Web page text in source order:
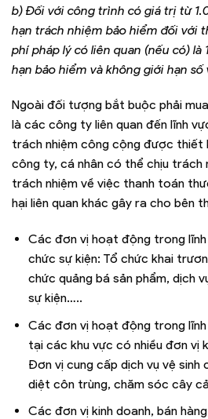
b) Đối với công trình có giá trị từ
hạn trách nhiệm bảo hiểm đối với
phí pháp lý có liên quan (nếu có)
hạn bảo hiểm và không giới hạn
Ngoài đối tượng bắt buộc phải
là các công ty liên quan đến lĩnh
trách nhiệm công cộng được
công ty, cá nhân có thể chịu trách
trách nhiệm về việc thanh toán
hại liên quan khác gây ra cho bên
Các đơn vị hoạt động trong
chức sự kiện: Tổ chức khai
chức quảng bá sản phẩm, dịch
sự kiện…..
Các đơn vị hoạt động trong
tại các khu vực có nhiều đơn vị
Đơn vị cung cấp dịch vụ vệ sinh
diệt côn trùng, chăm sóc cây
Các đơn vị kinh doanh, bán